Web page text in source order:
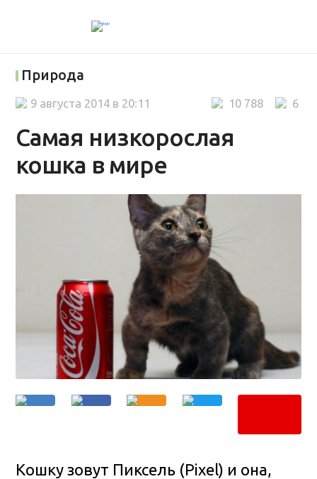
Природа
Самая низкорослая
кошка в мире
6
10 788
9 августа 2014 в 20:11
Кошку зовут Пиксель (Pixel) и она,